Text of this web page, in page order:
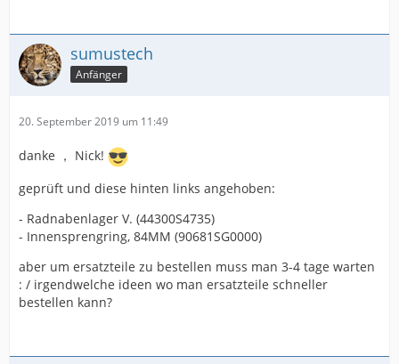
sumustech
Anfänger
20. September 2019 um 11:49
danke ， Nick!
geprüft und diese hinten links angehoben:
- Radnabenlager V. (44300S4735)
- Innensprengring, 84MM (90681SG0000)
aber um ersatzteile zu bestellen muss man 3-4 tage warten
: / irgendwelche ideen wo man ersatzteile schneller
bestellen kann?